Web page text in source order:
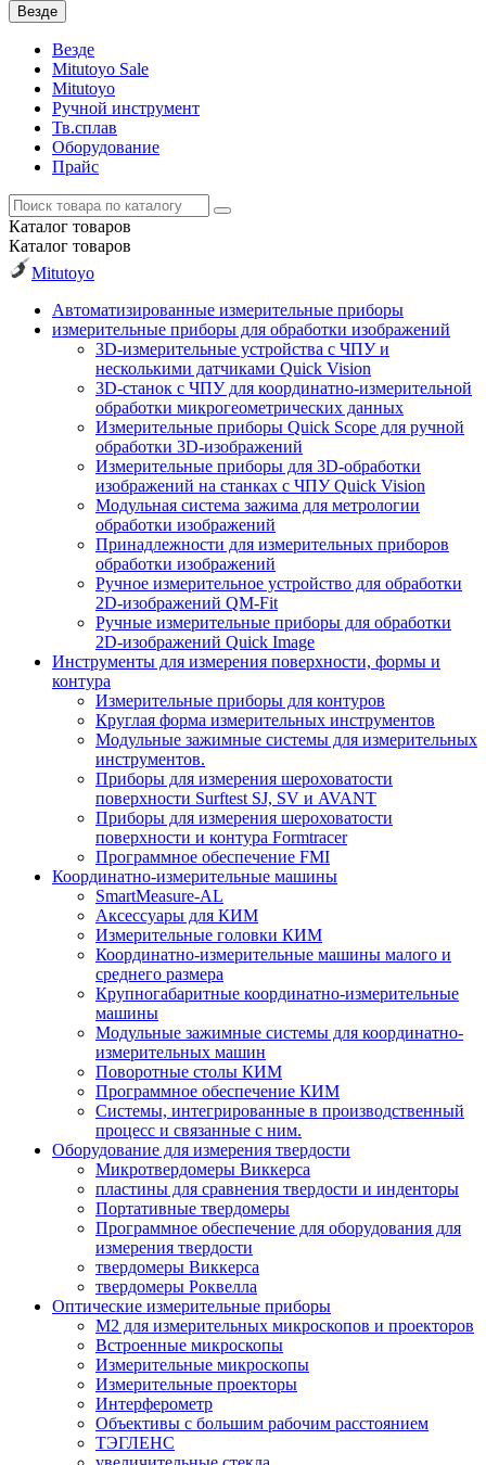
Везде
Везде
Mitutoyo Sale
Mitutoyo
Ручной инструмент
Тв.сплав
Оборудование
Прайс
Каталог товаров
Каталог товаров
Mitutoyo
Автоматизированные измерительные приборы
измерительные приборы для обработки изображений
3D-измерительные устройства с ЧПУ и
несколькими датчиками Quick Vision
3D-станок с ЧПУ для координатно-измерительной
обработки микрогеометрических данных
Измерительные приборы Quick Scope для ручной
обработки 3D-изображений
Измерительные приборы для 3D-обработки
изображений на станках с ЧПУ Quick Vision
Модульная система зажима для метрологии
обработки изображений
Принадлежности для измерительных приборов
обработки изображений
Ручное измерительное устройство для обработки
2D-изображений QM-Fit
Ручные измерительные приборы для обработки
2D-изображений Quick Image
Инструменты для измерения поверхности, формы и
контура
Измерительные приборы для контуров
Круглая форма измерительных инструментов
Модульные зажимные системы для измерительных
инструментов.
Приборы для измерения шероховатости
поверхности Surftest SJ, SV и AVANT
Приборы для измерения шероховатости
поверхности и контура Formtracer
Программное обеспечение FMI
Координатно-измерительные машины
SmartMeasure-AL
Аксессуары для КИМ
Измерительные головки КИМ
Координатно-измерительные машины малого и
среднего размера
Крупногабаритные координатно-измерительные
машины
Модульные зажимные системы для координатно-
измерительных машин
Поворотные столы КИМ
Программное обеспечение КИМ
Системы, интегрированные в производственный
процесс и связанные с ним.
Оборудование для измерения твердости
Микротвердомеры Виккерса
пластины для сравнения твердости и инденторы
Портативные твердомеры
Программное обеспечение для оборудования для
измерения твердости
твердомеры Виккерса
твердомеры Роквелла
Оптические измерительные приборы
M2 для измерительных микроскопов и проекторов
Встроенные микроскопы
Измерительные микроскопы
Измерительные проекторы
Интерферометр
Объективы с большим рабочим расстоянием
ТЭГЛЕНС